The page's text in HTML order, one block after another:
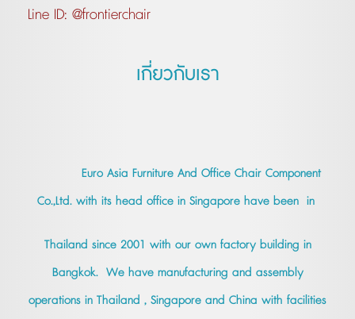
Line ID: @frontierchair
เกี่ยวกับเรา
Euro Asia Furniture And Office Chair Component
Co.,Ltd. with its head office in Singapore have been in
Thailand since 2001 with our own factory building in
Bangkok. We have manufacturing and assembly
operations in Thailand , Singapore and China with facilities